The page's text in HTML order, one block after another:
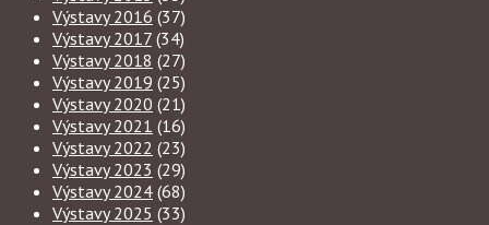
Výstavy 2016 (37)
Výstavy 2017 (34)
Výstavy 2018 (27)
Výstavy 2019 (25)
Výstavy 2020 (21)
Výstavy 2021 (16)
Výstavy 2022 (23)
Výstavy 2023 (29)
Výstavy 2024 (68)
Výstavy 2025 (33)